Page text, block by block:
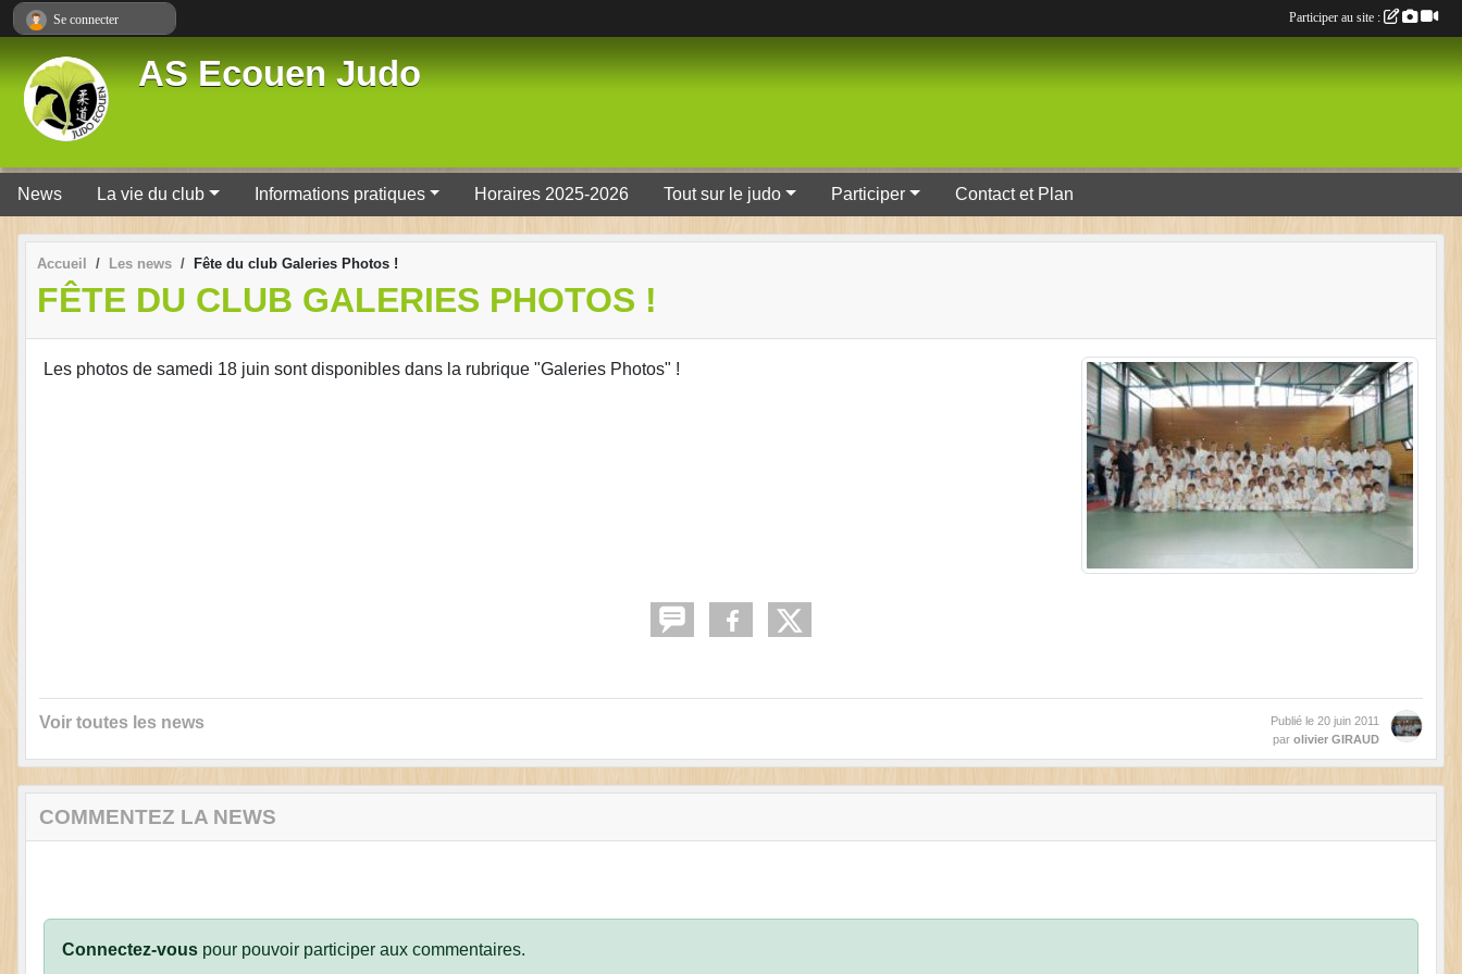
AS Ecouen Judo
News La vie du club Informations pratiques Horaires 2025-2026 Tout sur le judo Participer Contact et Plan
Accueil Les news Fête du club Galeries Photos !
FÊTE DU CLUB GALERIES PHOTOS !
Les photos de samedi 18 juin sont disponibles dans la rubrique "Galeries Photos" !
Voir toutes les news Publié le 20 juin 2011
par olivier GIRAUD
COMMENTEZ LA NEWS
Connectez-vous pour pouvoir participer aux commentaires.
Se connecter Participer au site :
Panneau de gestion des cookies